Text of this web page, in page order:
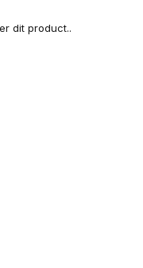
dit product..